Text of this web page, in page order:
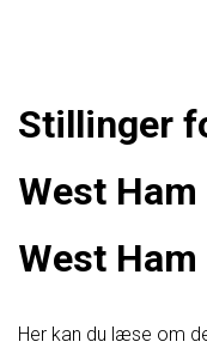
Stillinger
West
West Ham
Her kan du læse om